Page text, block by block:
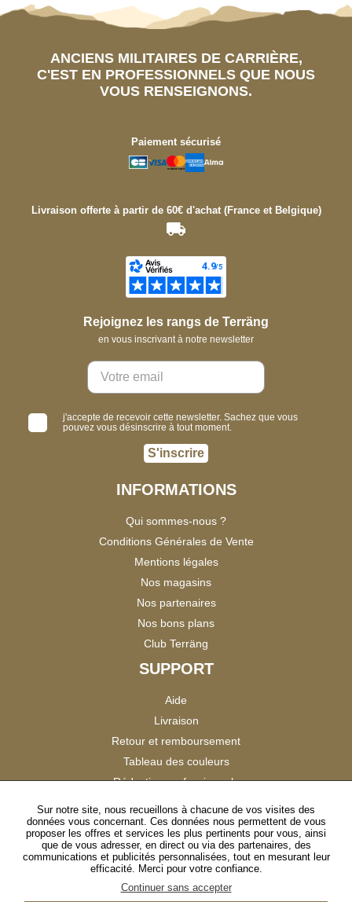
ANCIENS MILITAIRES DE CARRIÈRE,
C'EST EN PROFESSIONNELS QUE NOUS
VOUS RENSEIGNONS.
Paiement sécurisé
Livraison offerte à partir de 60€ d'achat (France et Belgique)
Rejoignez les rangs de Terräng
en vous inscrivant à notre newsletter
j'accepte de recevoir cette newsletter. Sachez que vous
pouvez vous désinscrire à tout moment.
S'inscrire
INFORMATIONS
Qui sommes-nous ?
Conditions Générales de Vente
Mentions légales
Nos magasins
Nos partenaires
Nos bons plans
Club Terräng
SUPPORT
Aide
Livraison
Retour et remboursement
Tableau des couleurs
Réduction professionnels
Satisfaction Clients
SUIVEZ-NOUS
Sur notre site, nous recueillons à chacune de vos visites des
données vous concernant. Ces données nous permettent de vous
proposer les offres et services les plus pertinents pour vous, ainsi
que de vous adresser, en direct ou via des partenaires, des
communications et publicités personnalisées, tout en mesurant leur
efficacité. Merci pour votre confiance.
Continuer sans accepter